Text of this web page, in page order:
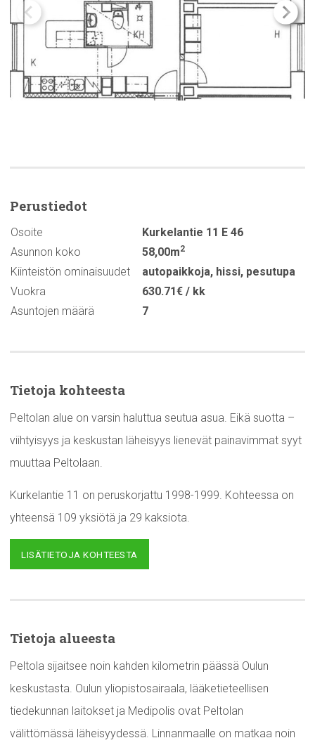
Perustiedot
Osoite
Kurkelantie 11 E 46
Asunnon koko
58,00m2
Kiinteistön ominaisuudet autopaikkoja, hissi, pesutupa
Vuokra
630.71€ / kk
Asuntojen määrä
7
Tietoja kohteesta
Peltolan alue on varsin haluttua seutua asua. Eikä suotta –
viihtyisyys ja keskustan läheisyys lienevät painavimmat syyt
muuttaa Peltolaan.
Kurkelantie 11 on peruskorjattu 1998-1999. Kohteessa on
yhteensä 109 yksiötä ja 29 kaksiota.
LISÄTIETOJA KOHTEESTA
Tietoja alueesta
Peltola sijaitsee noin kahden kilometrin päässä Oulun
keskustasta. Oulun yliopistosairaala, lääketieteellisen
tiedekunnan laitokset ja Medipolis ovat Peltolan
välittömässä läheisyydessä. Linnanmaalle on matkaa noin